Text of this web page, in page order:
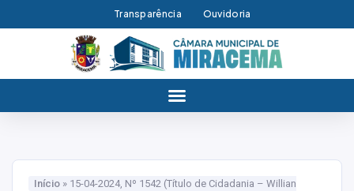
Transparência Ouvidoria
Início » 15-04-2024, Nº 1542 (Título de Cidadania – Willian